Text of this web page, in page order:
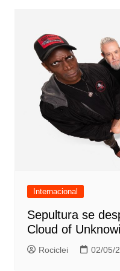
Internacional
Sepultura se
Cloud of
Rociclei 02/05/